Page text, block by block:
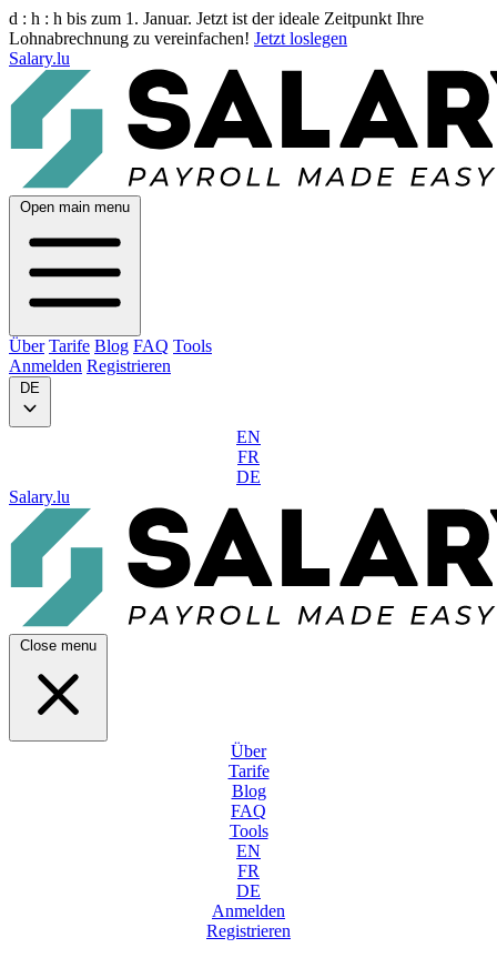
d : h : h bis zum 1. Januar. Jetzt ist der ideale Zeitpunkt Ihre
Lohnabrechnung zu vereinfachen! Jetzt loslegen
Salary.lu
Open main menu
Über Tarife Blog FAQ Tools
Anmelden Registrieren
DE
EN
FR
DE
Salary.lu
Close menu
Über
Tarife
Blog
FAQ
Tools
EN
FR
DE
Anmelden
Registrieren